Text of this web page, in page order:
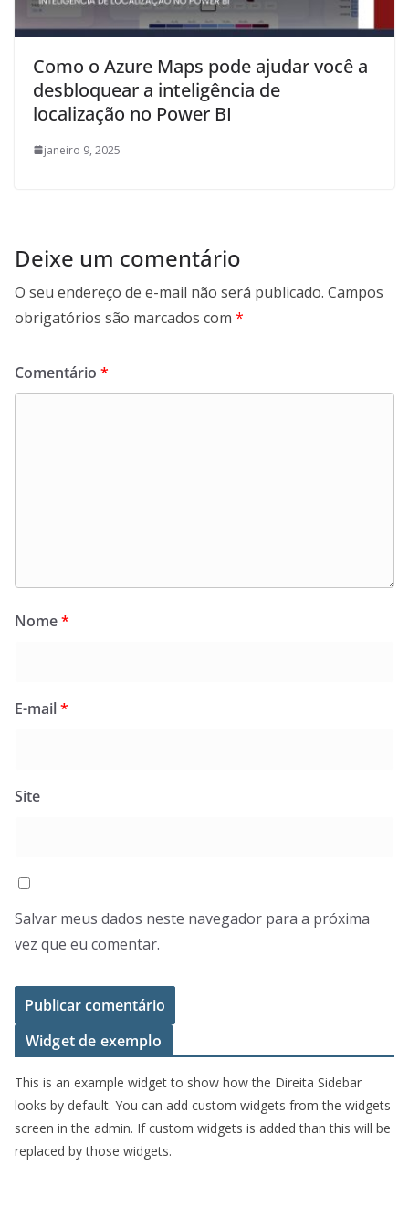
Como o Azure Maps pode ajudar você a
desbloquear a inteligência de
localização no Power BI
janeiro 9, 2025
Deixe um comentário
O seu endereço de e-mail não será publicado. Campos
obrigatórios são marcados com *
Comentário *
Nome*
E-mail*
Site
Salvar meus dados neste navegador para a próxima
vez que eu comentar.
Widget de exemplo
This is an example widget to show how the Direita Sidebar
looks by default. You can add custom widgets from the widgets
screen in the admin. If custom widgets is added than this will be
replaced by those widgets.